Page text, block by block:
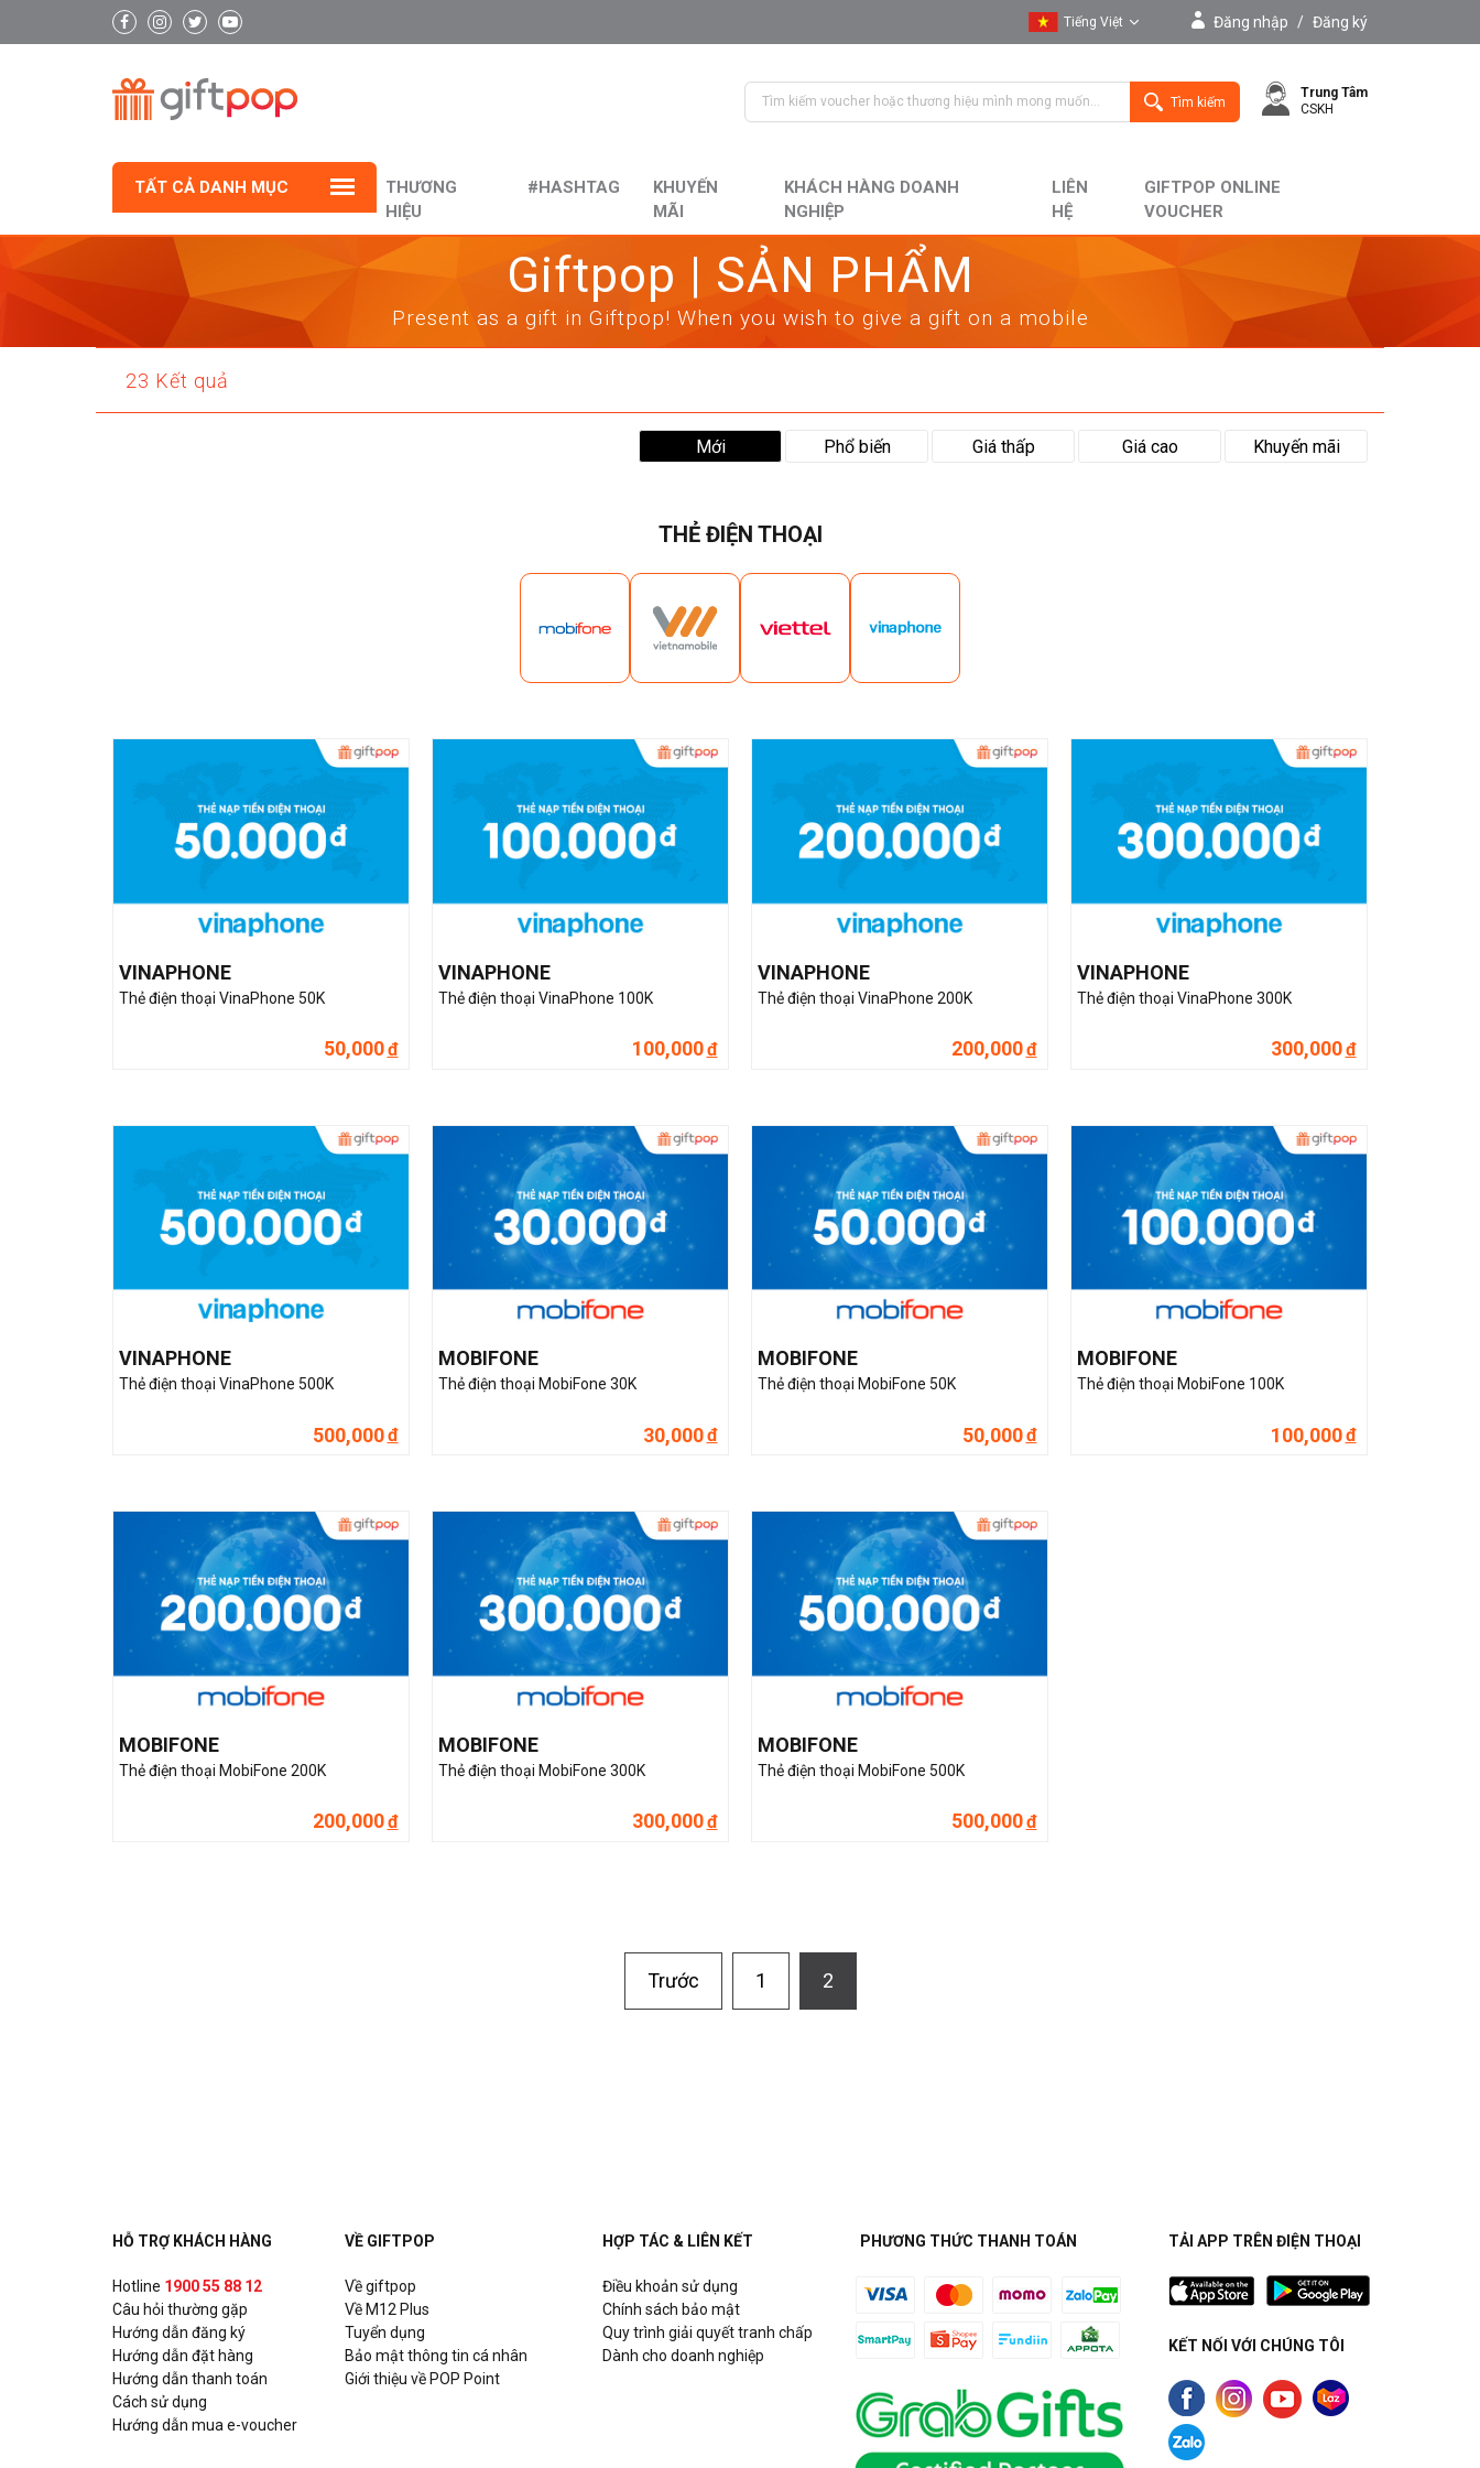
Tiếng Việt
English
Đăng nhập / Đăng ký
Tìm kiếm
Trung Tâm
CSKH
TẤT CẢ DANH MỤC
THƯƠNG
HIỆU
#HASHTAG
KHUYẾN
MÃI
KHÁCH HÀNG DOANH
NGHIỆP
LIÊN
HỆ
GIFTPOP ONLINE
VOUCHER
Giftpop | SẢN PHẨM
Present as a gift in Giftpop! When you wish to give a gift on a mobile
23 Kết quả
Mới Phổ biến Giá thấp Giá cao Khuyến mãi
THẺ ĐIỆN THOẠI
VINAPHONE
Thẻ điện thoại VinaPhone 50K
50,000đ
VINAPHONE
Thẻ điện thoại VinaPhone 100K
100,000đ
VINAPHONE
Thẻ điện thoại VinaPhone 200K
200,000đ
VINAPHONE
Thẻ điện thoại VinaPhone 300K
300,000đ
VINAPHONE
Thẻ điện thoại VinaPhone 500K
500,000đ
MOBIFONE
Thẻ điện thoại MobiFone 30K
30,000đ
MOBIFONE
Thẻ điện thoại MobiFone 50K
50,000đ
MOBIFONE
Thẻ điện thoại MobiFone 100K
100,000đ
MOBIFONE
Thẻ điện thoại MobiFone 200K
200,000đ
MOBIFONE
Thẻ điện thoại MobiFone 300K
300,000đ
MOBIFONE
Thẻ điện thoại MobiFone 500K
500,000đ
Trước 1 2
HỖ TRỢ KHÁCH HÀNG
Hotline 1900 55 88 12
Câu hỏi thường gặp
Hướng dẫn đăng ký
Hướng dẫn đặt hàng
Hướng dẫn thanh toán
Cách sử dụng
Hướng dẫn mua e-voucher
VỀ GIFTPOP
Về giftpop
Về M12 Plus
Tuyển dụng
Bảo mật thông tin cá nhân
Giới thiệu về POP Point
HỢP TÁC & LIÊN KẾT
Điều khoản sử dụng
Chính sách bảo mật
Quy trình giải quyết tranh chấp
Dành cho doanh nghiệp
PHƯƠNG THỨC THANH TOÁN TẢI APP TRÊN ĐIỆN THOẠI
KẾT NỐI VỚI CHÚNG TÔI